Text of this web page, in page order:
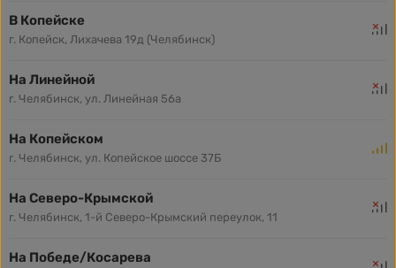
В Копейске
г. Копейск, Лихачева 19д (Челябинск)
На Линейной
г. Челябинск, ул. Линейная 56а
На Копейском
г. Челябинск, ул. Копейское шоссе 37Б
На Северо-Крымской
г. Челябинск, 1-й Северо-Крымский переулок, 11
На Победе/Косарева